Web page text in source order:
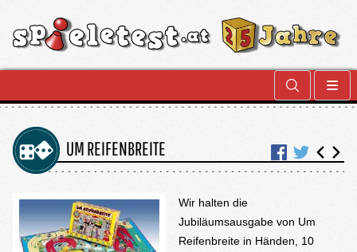
UM REIFENBREITE
Wir halten die
Jubiläumsausgabe von Um
Reifenbreite in Händen, 10